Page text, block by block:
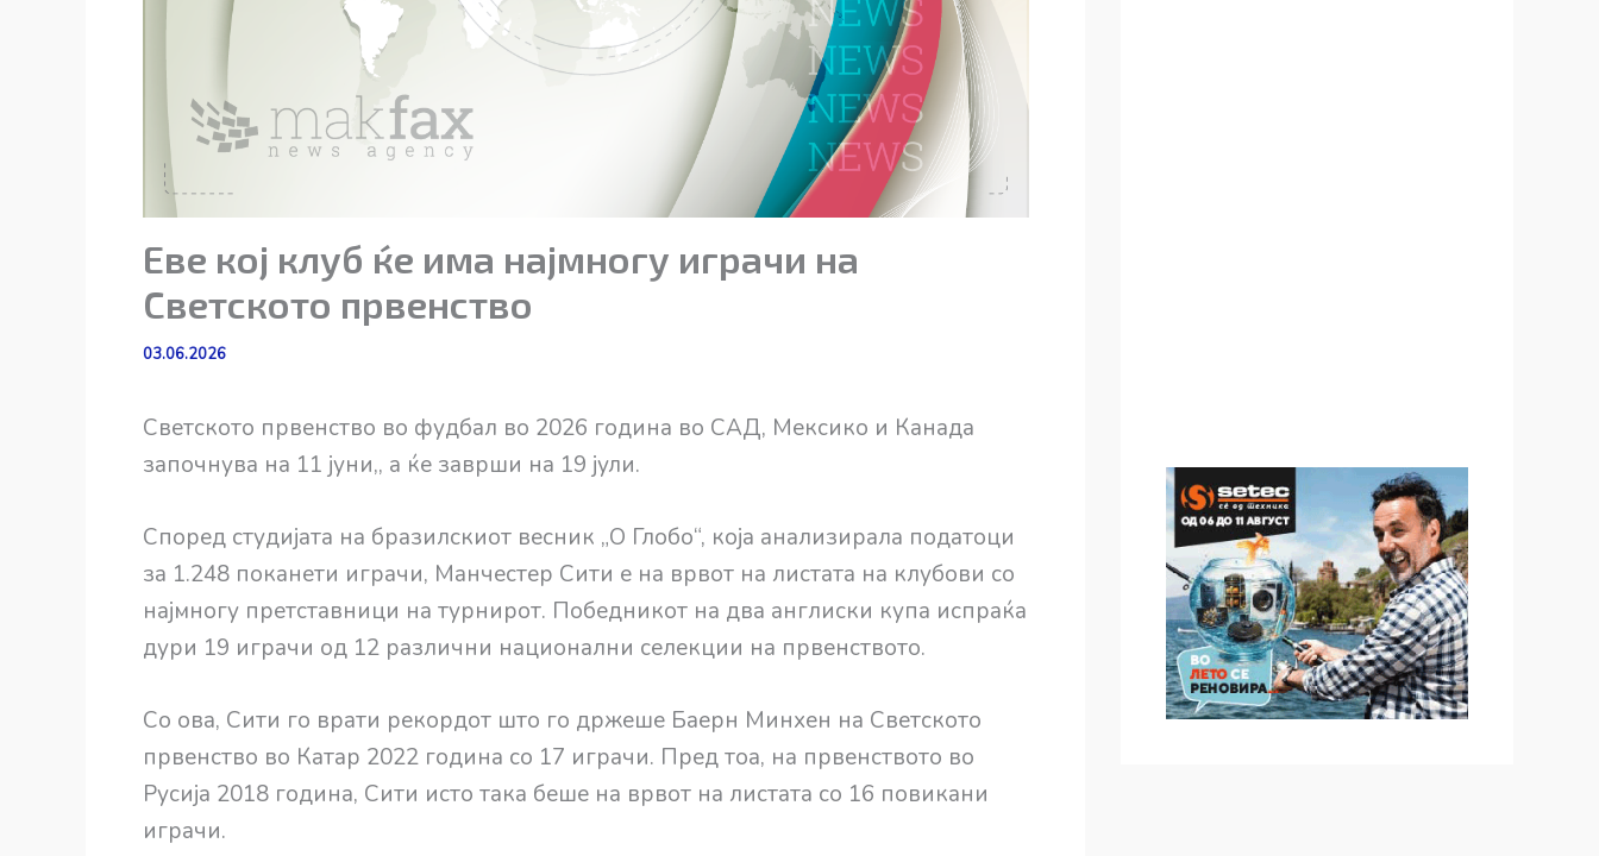
Еве кој клуб ќе има најмногу играчи на
Светското првенство
03.06.2026
Светското првенство во фудбал во 2026 година во САД, Мексико и Канада
започнува на 11 јуни,, а ќе заврши на 19 јули.
Според студијата на бразилскиот весник „О Глобо“, која анализирала податоци
за 1.248 поканети играчи, Манчестер Сити е на врвот на листата на клубови со
најмногу претставници на турнирот. Победникот на два англиски купа испраќа
дури 19 играчи од 12 различни национални селекции на првенството.
Со ова, Сити го врати рекордот што го држеше Баерн Минхен на Светското
првенство во Катар 2022 година со 17 играчи. Пред тоа, на првенството во
Русија 2018 година, Сити исто така беше на врвот на листата со 16 повикани
играчи.